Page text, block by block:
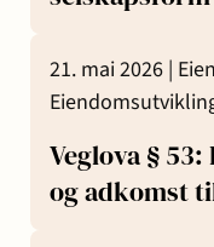
21. mai 2026 |
Veglova §
og adkomst